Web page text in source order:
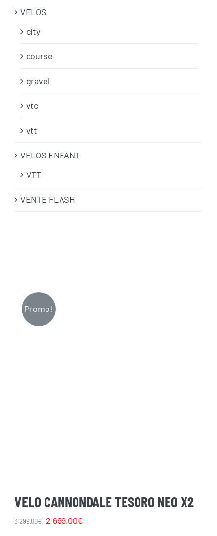
Promo!
VELO CANNONDALE TESORO NEO X2
3 299,00€
Le
2 699,00€Le
VELOS
city
course
gravel
vtc
vtt
VELOS ENFANT
VTT
VENTE FLASH